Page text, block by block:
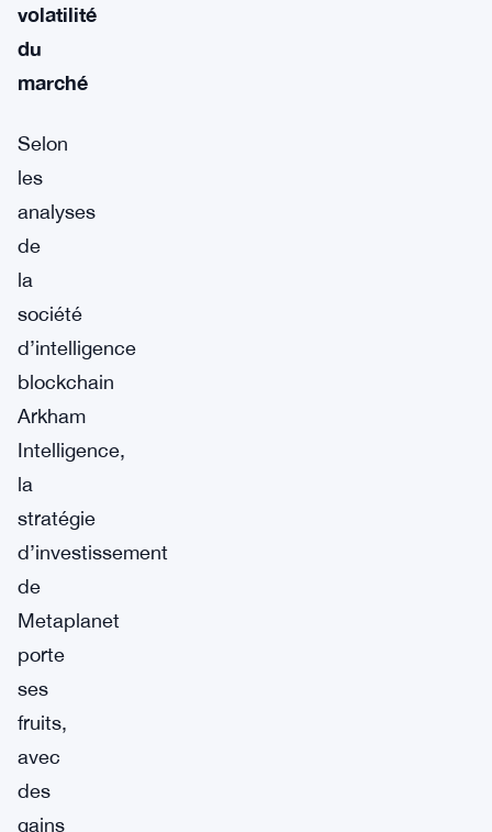
volatilité
du
marché
Selon
les
analyses
de
la
société
d’intelligence
blockchain
Arkham
Intelligence,
la
stratégie
d’investissement
de
Metaplanet
porte
ses
fruits,
avec
des
gains